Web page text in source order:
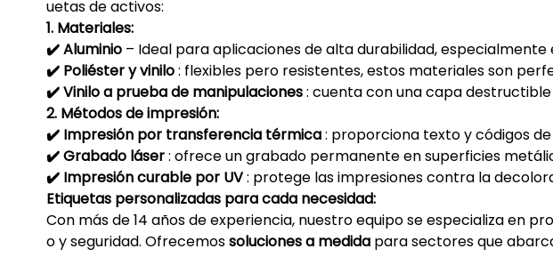
uetas de activos:
1. Materiales:
✔️Aluminio – Ideal para aplicaciones de alta durabilidad,
✔️ Poliéster y vinilo: flexibles pero resistentes, estos materiales son
✔️Vinilo a prueba de manipulaciones: cuenta con una capa
2. Métodos de impresión:
✔️ Impresión por transferencia térmica: proporciona texto y códigos
✔️Grabado láser: ofrece un grabado permanente en superficies
✔️ Impresión curable por UV: protege las impresiones contra la
Etiquetas personalizadas para cada necesidad:
Con más de 14 años de experiencia, nuestro equipo se especializa en
o y seguridad. Ofrecemossoluciones a medida para sectores que